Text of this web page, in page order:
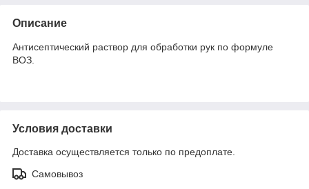
Описание
Антисептический раствор для обработки рук по формуле
ВОЗ.
Условия доставки
Доставка осуществляется только по предоплате.
Самовывоз